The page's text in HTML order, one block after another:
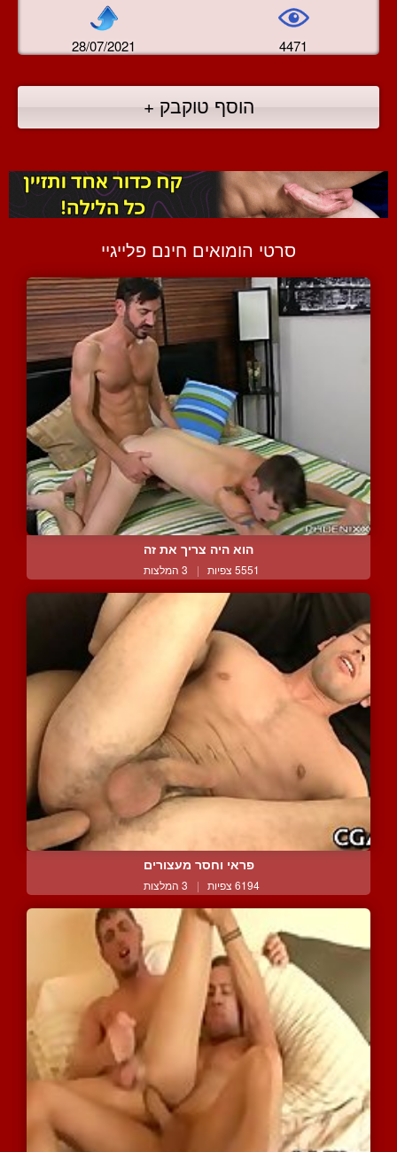
28/07/2021 4471
הוסף טוקבק +
סרטי הומואים חינם פלייגיי
הוא היה צריך את זה
5551 צפיות | 3 המלצות
פראי וחסר מעצורים
6194 צפיות | 3 המלצות